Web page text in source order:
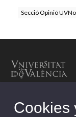
Secció Opinió
Cookies